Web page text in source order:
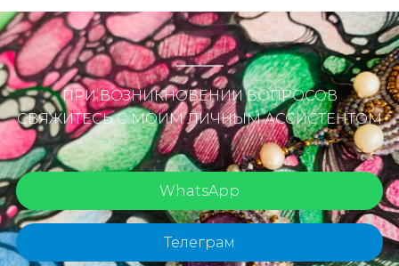
ПРИ ВОЗНИКНОВЕНИИ ВОПРОСОВ
СВЯЖИТЕСЬ С МОИМ ЛИЧНЫМ АССИСТЕНТОМ
WhatsApp
Телеграм